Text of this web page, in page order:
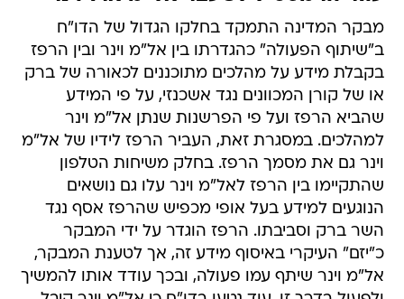
מבקר המדינה התמקד בחלקו הגדול של הדו"ח
ב"שיתוף הפעולה" כהגדרתו בין אל"מ וינר ובין הרפז
בקבלת מידע על מהלכים מתוכננים לכאורה של ברק
או של קורן המכוונים נגד אשכנזי, על פי המידע
שהביא הרפז ועל פי הפרשנות שנתן אל"מ וינר
למהלכים. במסגרת זאת, העביר הרפז לידיו של אל"מ
וינר גם את מסמך הרפז. בחלק משיחות הטלפון
שהתקיימו בין הרפז לאל"מ וינר עלו גם נושאים
הנוגעים למידע בעל אופי מכפיש שהרפז אסף נגד
השר ברק וסביבתו. הרפז הוגדר על ידי המבקר
כ"יזם" העיקרי באיסוף מידע זה, אך לטענת המבקר,
אל"מ וינר שיתף עמו פעולה, ובכך עודד אותו להמשיך